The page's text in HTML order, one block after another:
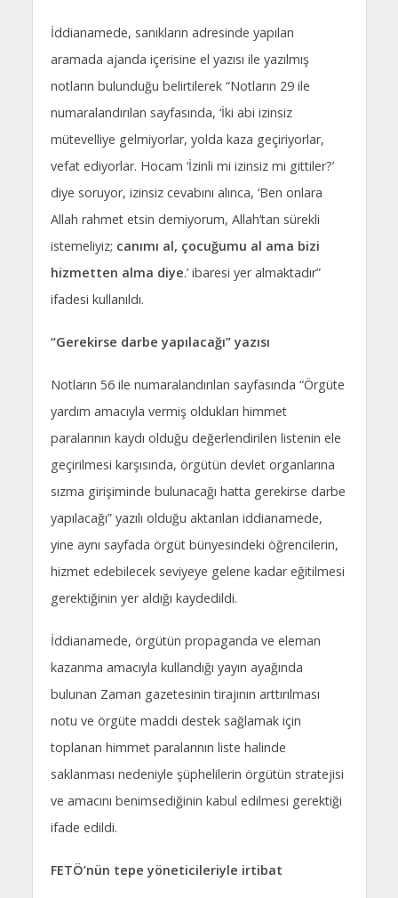
İddianamede, sanıkların adresinde yapılan
aramada ajanda içerisine el yazısı ile yazılmış
notların bulunduğu belirtilerek “Notların 29 ile
numaralandırılan sayfasında, ‘İki abi izinsiz
mütevelliye gelmiyorlar, yolda kaza geçiriyorlar,
vefat ediyorlar. Hocam ‘İzinli mi izinsiz mi gittiler?’
diye soruyor, izinsiz cevabını alınca, ‘Ben onlara
Allah rahmet etsin demiyorum, Allah’tan sürekli
istemeliyiz; canımı al, çocuğumu al ama bizi
hizmetten alma diye.’ ibaresi yer almaktadır”
ifadesi kullanıldı.
“Gerekirse darbe yapılacağı” yazısı
Notların 56 ile numaralandırılan sayfasında “Örgüte
yardım amacıyla vermiş oldukları himmet
paralarının kaydı olduğu değerlendirilen listenin ele
geçirilmesi karşısında, örgütün devlet organlarına
sızma girişiminde bulunacağı hatta gerekirse darbe
yapılacağı” yazılı olduğu aktarılan iddianamede,
yine aynı sayfada örgüt bünyesindeki öğrencilerin,
hizmet edebilecek seviyeye gelene kadar eğitilmesi
gerektiğinin yer aldığı kaydedildi.
İddianamede, örgütün propaganda ve eleman
kazanma amacıyla kullandığı yayın ayağında
bulunan Zaman gazetesinin tirajının arttırılması
notu ve örgüte maddi destek sağlamak için
toplanan himmet paralarının liste halinde
saklanması nedeniyle şüphelilerin örgütün stratejisi
ve amacını benimsediğinin kabul edilmesi gerektiği
ifade edildi.
FETÖ’nün tepe yöneticileriyle irtibat